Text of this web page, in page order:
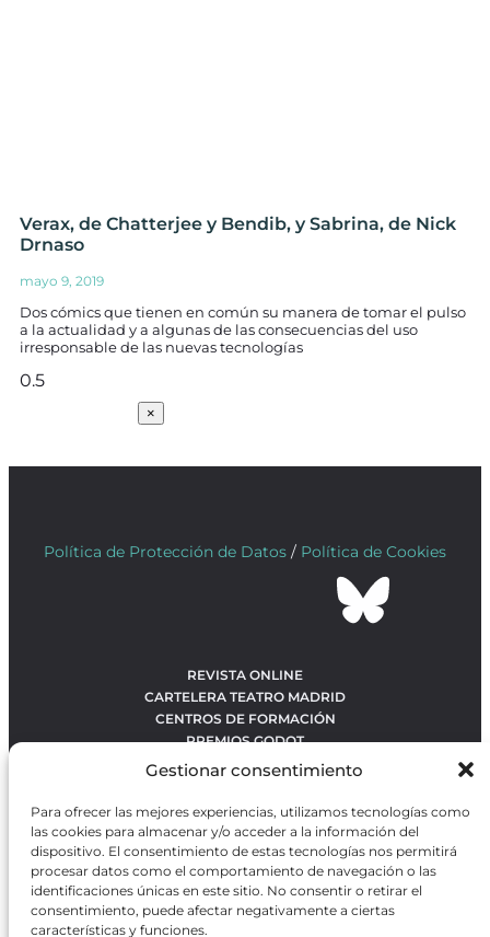
Gestionar consentimiento
Para ofrecer las mejores experiencias, utilizamos tecnologías como
las cookies para almacenar y/o acceder a la información del
dispositivo. El consentimiento de estas tecnologías nos permitirá
procesar datos como el comportamiento de navegación o las
identificaciones únicas en este sitio. No consentir o retirar el
consentimiento, puede afectar negativamente a ciertas
características y funciones.
Verax, de Chatterjee y Bendib, y Sabrina, de Nick
Drnaso
mayo 9, 2019
Dos cómics que tienen en común su manera de tomar el pulso
a la actualidad y a algunas de las consecuencias del uso
irresponsable de las nuevas tecnologías
×
Política de Protección de Datos / Política de Cookies
REVISTA ONLINE
CARTELERA TEATRO MADRID
CENTROS DE FORMACIÓN
PREMIOS GODOT
CONTACTO
OBRAS MÁS VOTADAS
RANKING MEJORES OBRAS
BÚSQUEDA AVANZADA DE OBRAS